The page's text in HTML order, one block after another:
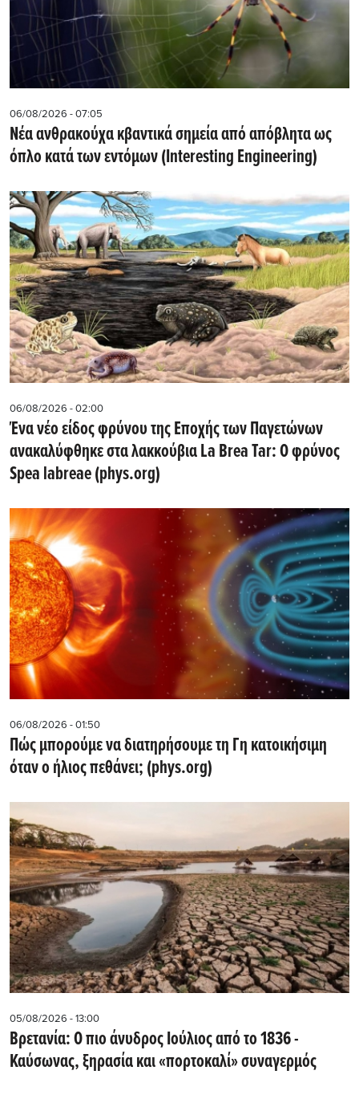
06/08/2026 - 07:05
Νέα ανθρακούχα κβαντικά σημεία από απόβλητα ως
όπλο κατά των εντόμων (Interesting Engineering)
06/08/2026 - 02:00
Ένα νέο είδος φρύνου της Εποχής των Παγετώνων
ανακαλύφθηκε στα λακκούβια La Brea Tar: Ο φρύνος
Spea labreae (phys.org)
06/08/2026 - 01:50
Πώς μπορούμε να διατηρήσουμε τη Γη κατοικήσιμη
όταν ο ήλιος πεθάνει; (phys.org)
05/08/2026 - 13:00
Βρετανία: Ο πιο άνυδρος Ιούλιος από το 1836 -
Καύσωνας, ξηρασία και «πορτοκαλί» συναγερμός